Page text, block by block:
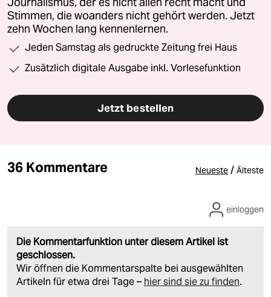
Stimmen, die woanders nicht gehört werden. Jetzt
zehn Wochen lang kennenlernen.
Jeden Samstag als gedruckte Zeitung frei Haus
Zusätzlich digitale Ausgabe inkl. Vorlesefunktion
Jetzt bestellen
36 Kommentare Neueste / Älteste
Die Kommentarfunktion unter diesem Artikel ist
geschlossen.
Wir öffnen die Kommentarspalte bei ausgewählten
Artikeln für etwa drei Tage – hier sind sie zu finden.
einloggen